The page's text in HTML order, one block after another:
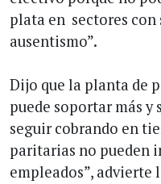
plata en sectores con
ausentismo”.
Dijo que la planta de
puede soportar más
seguir cobrando en
paritarias no pueden
empleados”, advierte